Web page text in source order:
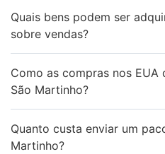
Quais bens podem ser
sobre vendas?
Como as compras nos
São Martinho?
Quanto custa enviar um
Martinho?